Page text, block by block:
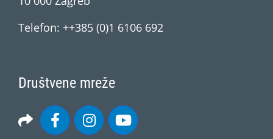
Telefon: ++385 (0)1 6106 692
Društvene mreže